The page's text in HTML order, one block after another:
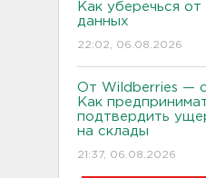
Как уберечься
данных
22:02, 06.08.2026
От Wildberries —
Как
подтвердить
на склады
21:37, 06.08.2026